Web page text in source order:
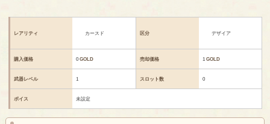
レアリティ カースド 区分 デザイア
購入価格 0GOLD 売却価格 1GOLD
武器レベル 1 スロット数 0
ボイス 未設定